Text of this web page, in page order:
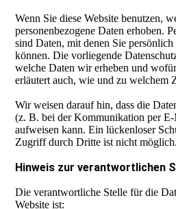
Wenn Sie diese Website benutzen,
personenbezogene Daten erhoben.
sind Daten, mit denen Sie
können. Die vorliegende
welche Daten wir erheben und
erläutert auch, wie und zu welchem
Wir weisen darauf hin, dass die
(z. B. bei der Kommunikation per
aufweisen kann. Ein lückenloser
Zugriff durch Dritte ist nicht möglich.
Hinweis zur verantwortlichen
Die verantwortliche Stelle für die
Website ist: